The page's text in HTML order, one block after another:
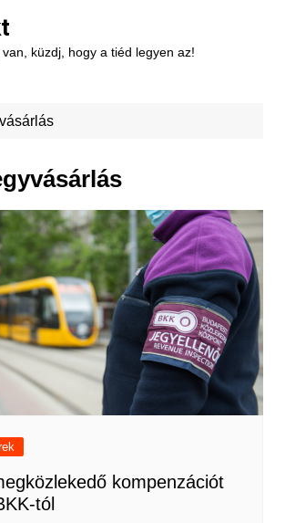
küzdj, hogy a tiéd legyen az!
kompenzációt
tól